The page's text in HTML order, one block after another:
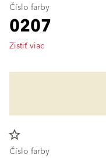
Číslo farby
0207
Zistiť viac
star_border
Číslo farby